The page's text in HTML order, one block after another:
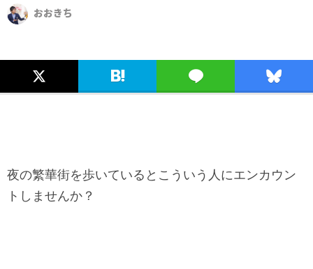
おおきち
夜の繁華街を歩いているとこういう人にエンカウン
トしませんか？